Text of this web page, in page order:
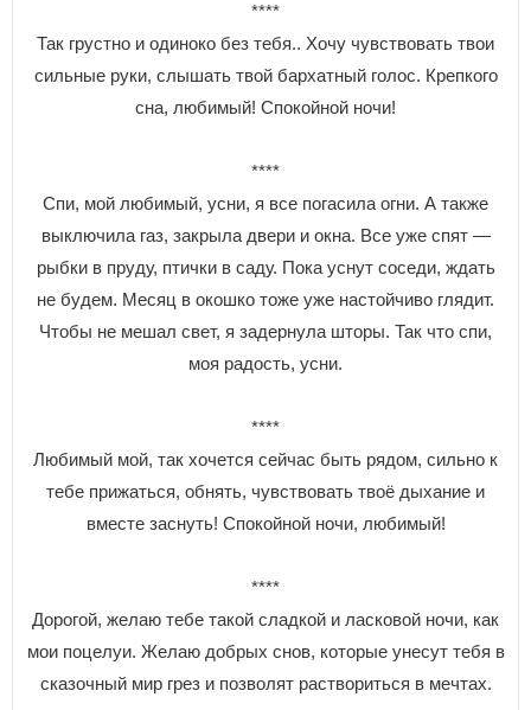
****
Так грустно и одиноко без тебя.. Хочу чувствовать твои
сильные руки, слышать твой бархатный голос. Крепкого
сна, любимый! Спокойной ночи!
****
Спи, мой любимый, усни, я все погасила огни. А также
выключила газ, закрыла двери и окна. Все уже спят —
рыбки в пруду, птички в саду. Пока уснут соседи, ждать
не будем. Месяц в окошко тоже уже настойчиво глядит.
Чтобы не мешал свет, я задернула шторы. Так что спи,
моя радость, усни.
****
Любимый мой, так хочется сейчас быть рядом, сильно к
тебе прижаться, обнять, чувствовать твоё дыхание и
вместе заснуть! Спокойной ночи, любимый!
****
Дорогой, желаю тебе такой сладкой и ласковой ночи, как
мои поцелуи. Желаю добрых снов, которые унесут тебя в
сказочный мир грез и позволят раствориться в мечтах.